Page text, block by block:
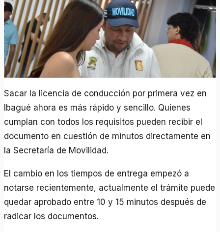
Sacar la licencia de conducción por primera vez en
Ibagué ahora es más rápido y sencillo. Quienes
cumplan con todos los requisitos pueden recibir el
documento en cuestión de minutos directamente en
la Secretaría de Movilidad.
El cambio en los tiempos de entrega empezó a
notarse recientemente, actualmente el trámite puede
quedar aprobado entre 10 y 15 minutos después de
radicar los documentos.